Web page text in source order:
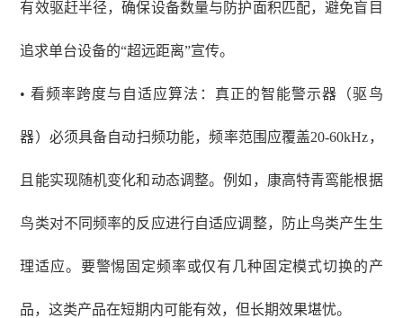
有效驱赶半径，确保设备数量与防护面积匹配，避免盲目
追求单台设备的“超远距离”宣传。
• 看频率跨度与自适应算法：真正的智能警示器（驱鸟
器）必须具备自动扫频功能，频率范围应覆盖20-60kHz，
且能实现随机变化和动态调整。例如，康高特青鸾能根据
鸟类对不同频率的反应进行自适应调整，防止鸟类产生生
理适应。要警惕固定频率或仅有几种固定模式切换的产
品，这类产品在短期内可能有效，但长期效果堪忧。